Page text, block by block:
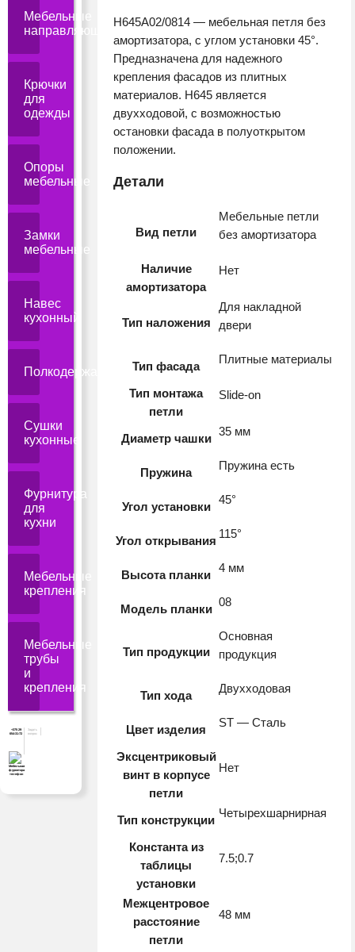
Мебельные
направляющие
Крючки
для
одежды
Опоры
мебельные
Замки
мебельные
Навес
кухонный
Полкодержатели
Сушки
кухонные
Фурнитура
для
кухни
Мебельные
крепления
Мебельные
трубы
и
крепления
+375 29
654-31-72
Задать
вопрос
H645A02/0814 — мебельная петля без
амортизатора, с углом установки 45°.
Предназначена для надежного
крепления фасадов из плитных
материалов. H645 является
двухходовой, с возможностью
остановки фасада в полуоткрытом
положении.
Детали
Вид петли
Мебельные петли
без амортизатора
Наличие
амортизатора
Нет
Тип наложения
Для накладной
двери
Тип фасада
Плитные материалы
Тип монтажа
петли
Slide-on
Диаметр чашки
35 мм
Пружина
Пружина есть
Угол установки
45°
Угол открывания
115°
Высота планки
4 мм
Модель планки
08
Тип продукции
Основная
продукция
Тип хода
Двухходовая
Цвет изделия
ST — Сталь
Эксцентриковый
винт в корпусе
петли
Нет
Тип конструкции
Четырехшарнирная
Константа из
таблицы
установки
7.5;0.7
Межцентровое
расстояние
петли
48 мм